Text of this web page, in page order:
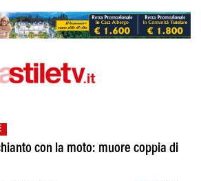
con la moto: muore coppia di